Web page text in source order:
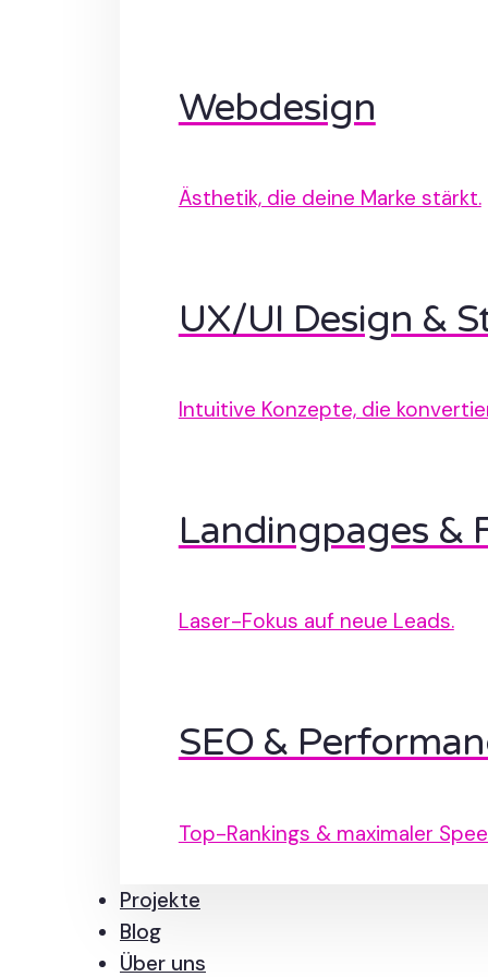
Webdesign
Ästhetik, die deine Marke stärkt.
UX/UI Design &
Intuitive Konzepte, die
Landingpages &
Laser-Fokus auf neue Leads.
SEO &
Top-Rankings & maximaler
Projekte
Blog
Über uns